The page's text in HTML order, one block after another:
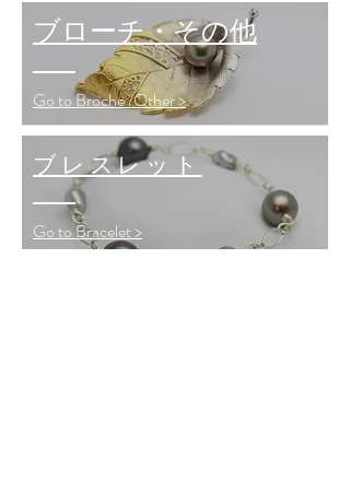
ブローチ・その他
Go to Broche /Other >
ブレスレット
Go to Bracelet >